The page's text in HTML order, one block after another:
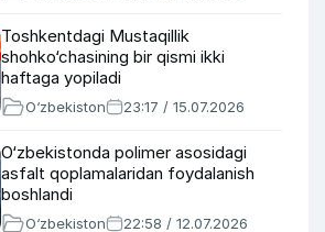
Toshkentdagi Mustaqillik
shohko‘chasining bir qismi ikki
haftaga yopiladi
O‘zbekiston 23:17 / 15.07.2026
O‘zbekistonda polimer asosidagi
asfalt qoplamalaridan foydalanish
boshlandi
O‘zbekiston 22:58 / 12.07.2026